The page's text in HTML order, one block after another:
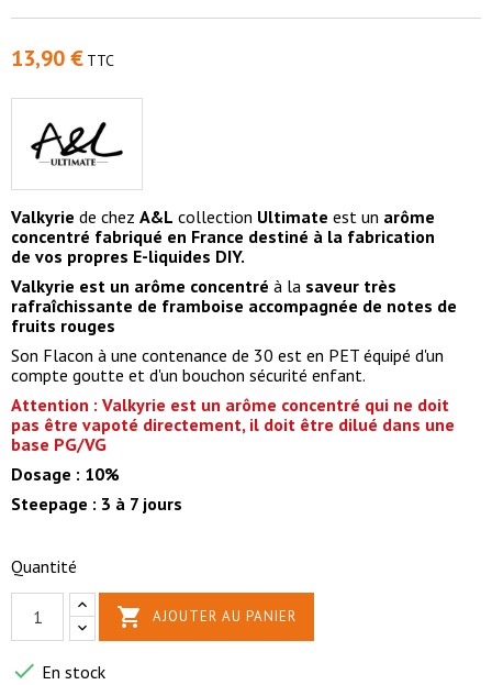
13,90 € TTC
Valkyrie de chez A&L collection Ultimate est un arôme
concentré fabriqué en France destiné à la fabrication
de vos propres E-liquides DIY.
Valkyrie est un arôme concentré à la saveur très
rafraîchissante de framboise accompagnée de notes de
fruits rouges
Son Flacon à une contenance de 30 est en PET équipé d'un
compte goutte et d'un bouchon sécurité enfant.
Attention : Valkyrie est un arôme concentré qui ne doit
pas être vapoté directement, il doit être dilué dans une
base PG/VG
Dosage : 10%
Steepage : 3 à 7 jours
Quantité
 AJOUTER AU PANIER
 En stock